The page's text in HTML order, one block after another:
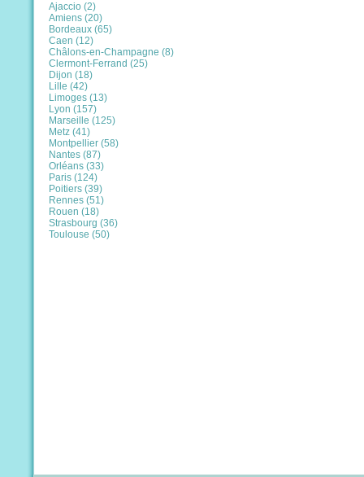
Ajaccio (2)
Amiens (20)
Bordeaux (65)
Caen (12)
Châlons-en-Champagne (8)
Clermont-Ferrand (25)
Dijon (18)
Lille (42)
Limoges (13)
Lyon (157)
Marseille (125)
Metz (41)
Montpellier (58)
Nantes (87)
Orléans (33)
Paris (124)
Poitiers (39)
Rennes (51)
Rouen (18)
Strasbourg (36)
Toulouse (50)